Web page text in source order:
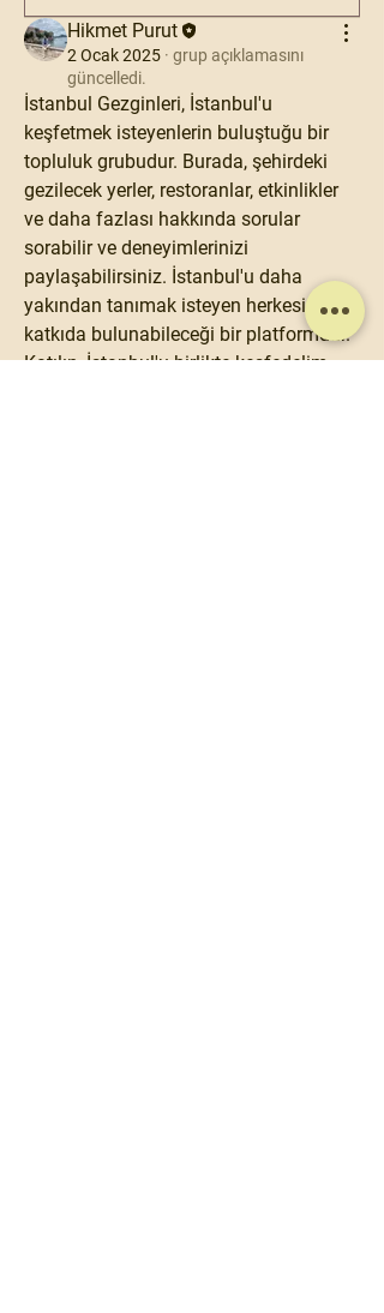
Hikmet Purut
2 Ocak 2025 · grup açıklamasını
güncelledi.
İstanbul Gezginleri, İstanbul'u
keşfetmek isteyenlerin buluştuğu bir
topluluk grubudur. Burada, şehirdeki
gezilecek yerler, restoranlar, etkinlikler
ve daha fazlası hakkında sorular
sorabilir ve deneyimlerinizi
paylaşabilirsiniz. İstanbul'u daha
yakından tanımak isteyen herkesin
katkıda bulunabileceği bir platformdur.
Katılın, İstanbul'u birlikte keşfedelim.